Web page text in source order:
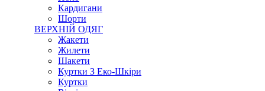
Кардигани
Шорти
ВЕРХНІЙ ОДЯГ
Жакети
Жилети
Шакети
Куртки З Еко-Шкіри
Куртки